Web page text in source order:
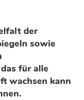
der
sowie
für alle
wachsen kann